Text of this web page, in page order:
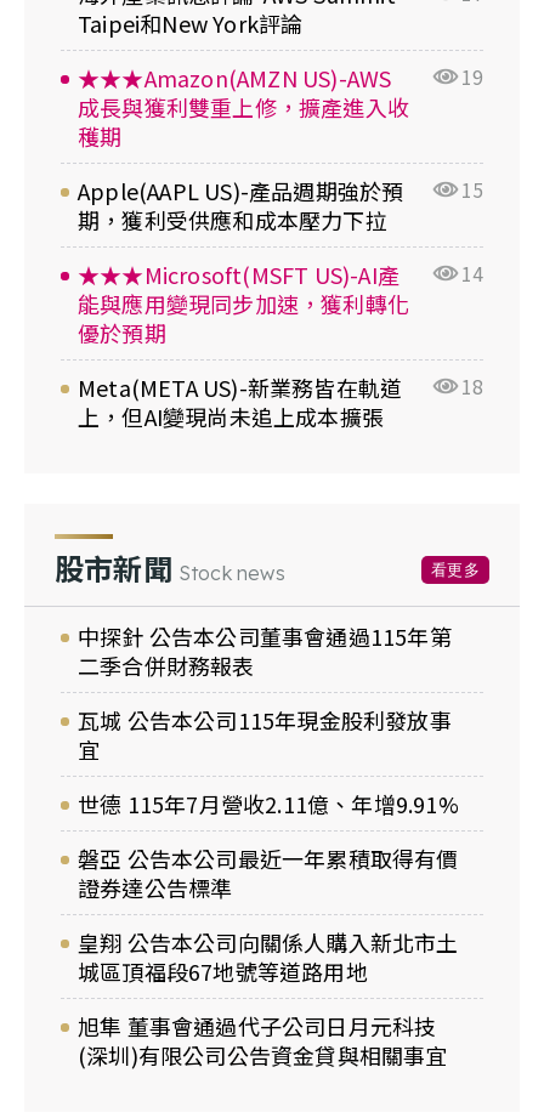
Taipei和New York評論
★★★Amazon(AMZN US)-AWS
成長與獲利雙重上修，擴產進入收
穫期
19
Apple(AAPL US)-產品週期強於預
期，獲利受供應和成本壓力下拉
15
★★★Microsoft(MSFT US)-AI產
能與應用變現同步加速，獲利轉化
優於預期
14
Meta(META US)-新業務皆在軌道
上，但AI變現尚未追上成本擴張
18
股市新聞 Stock news 看更多
中探針 公告本公司董事會通過115年第
二季合併財務報表
瓦城 公告本公司115年現金股利發放事
宜
世德 115年7月營收2.11億、年增9.91%
磐亞 公告本公司最近一年累積取得有價
證券達公告標準
皇翔 公告本公司向關係人購入新北市土
城區頂福段67地號等道路用地
旭隼 董事會通過代子公司日月元科技
(深圳)有限公司公告資金貸與相關事宜